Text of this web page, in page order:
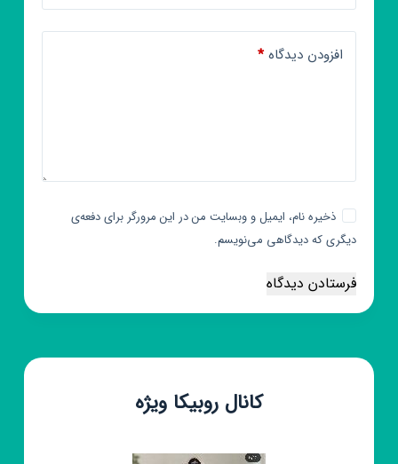
افزودن دیدگاه*
ذخیره نام، ایمیل و وبسایت من در این مرورگر برای دفعه‌ی
دیگری که دیدگاهی می‌نویسم.
فرستادن دیدگاه
کانال روبیکا ویژه